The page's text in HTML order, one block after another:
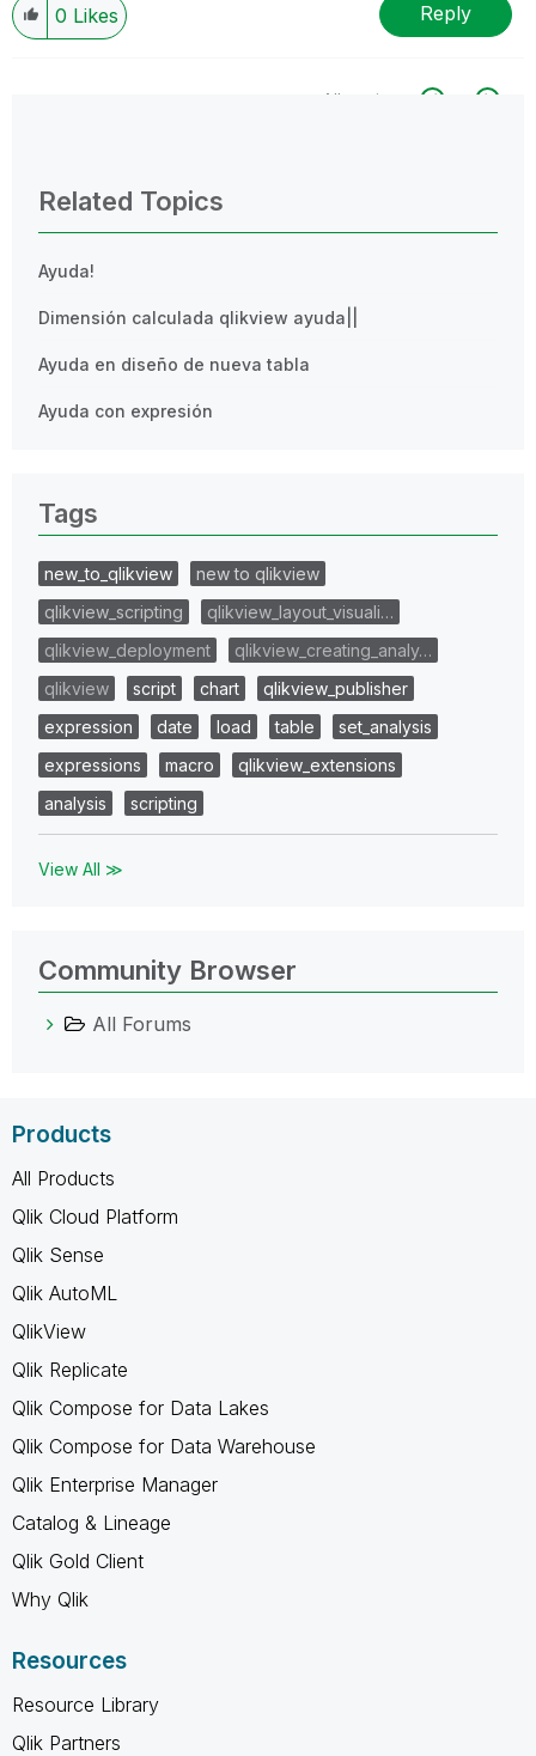
0 Likes Reply
All topics
Related Topics
Ayuda!
Dimensión calculada qlikview ayuda||
Ayuda en diseño de nueva tabla
Ayuda con expresión
Tags
new_to_qlikview
new to qlikview
qlikview_scripting
qlikview_layout_visuali…
qlikview_deployment
qlikview_creating_analy…
qlikview
script chart
qlikview_publisher
expression
date load table
set_analysis
expressions
macro
qlikview_extensions
analysis
scripting
View All ≫
Community Browser
All Forums
Products
All Products
Qlik Cloud Platform
Qlik Sense
Qlik AutoML
QlikView
Qlik Replicate
Qlik Compose for Data Lakes
Qlik Compose for Data Warehouse
Qlik Enterprise Manager
Catalog & Lineage
Qlik Gold Client
Why Qlik
Resources
Resource Library
Qlik Partners